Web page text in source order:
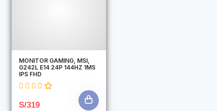
MONITOR GAMING, MSI,
G242L E14 24P 144HZ 1MS
IPS FHD
S/319